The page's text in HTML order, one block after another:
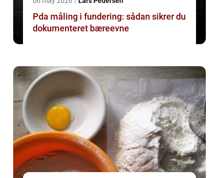
Pda måling i fundering: sådan sikrer du
dokumenteret bæreevne